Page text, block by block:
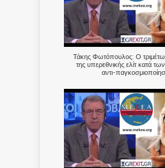
Τάκης Φωτόπουλος: Ο
της υπερεθνικής ελίτ κατά
αντι-